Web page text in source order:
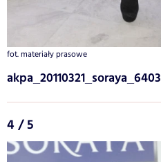
fot. materiały prasowe
akpa_20110321_soraya_6403
4 / 5